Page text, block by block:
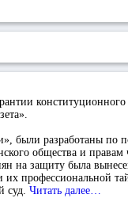
были разработаны по
общества и
на защиту была
профессиональной
суд. Читать далее…